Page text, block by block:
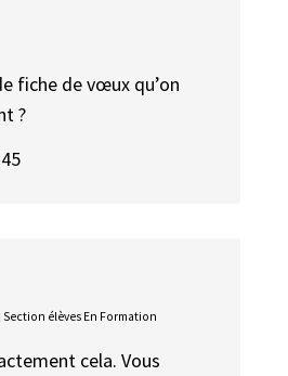
fiche de vœux qu’on
?
Section élèves En Formation
cela. Vous